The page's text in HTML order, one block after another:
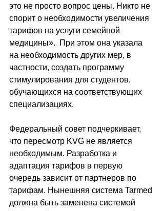
это не просто вопрос цены. Никто не
спорит о необходимости увеличения
тарифов на услуги семейной
медицины».  При этом она указала
на необходимость других мер, в
частности, создать программу
стимулирования для студентов,
обучающихся на соответствующих
специализациях.
Федеральный совет подчеркивает,
что пересмотр KVG не является
необходимым. Разработка и
адаптация тарифов в первую
очередь зависит от партнеров по
тарифам. Нынешняя система Tarmed
должна быть заменена системой